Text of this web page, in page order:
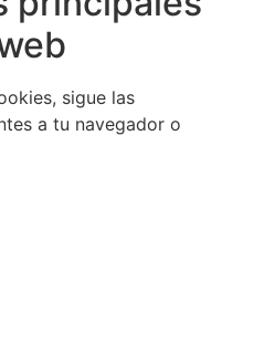
sigue las
a tu navegador o